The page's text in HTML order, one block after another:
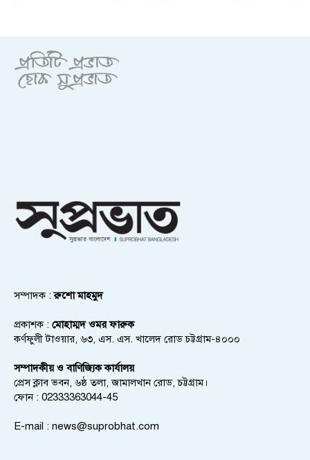
সম্পাদক :রুশো মাহমুদ
প্রকাশক : মোহাম্মদ ওমর ফারুক
কর্ণফুলী টাওয়ার, ৬৩, এস. এস. খালেদ রোড চট্টগ্রাম-৪০০০
সম্পাদকীয় ও বাণিজ্যিক কার্যালয়
প্রেস ক্লাব ভবন, ৬ষ্ঠ তলা, জামালখান রোড, চট্টগ্রাম।
ফোন : 02333363044-45
E-mail : news@suprobhat.com